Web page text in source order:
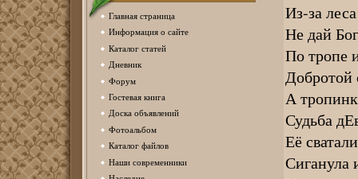
Главная страница
Информация о сайте
Каталог статей
Дневник
Форум
Гостевая книга
Доска объявлений
Фотоальбом
Каталог файлов
Наши современники
Из-за
Не дай
По тропе
Добротой
А
Судьба
Её
Сиганула